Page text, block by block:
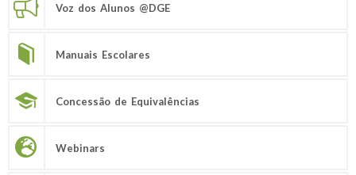
Voz dos Alunos @DGE
Manuais Escolares
Concessão de Equivalências
Webinars